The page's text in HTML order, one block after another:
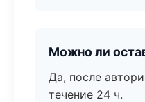
Можно ли
Да, после
течение 24 ч.